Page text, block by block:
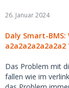
26. Januar 2024
Daly Smart-
a2a2a2a2a2a2a2
Das Problem mit
fallen wie im